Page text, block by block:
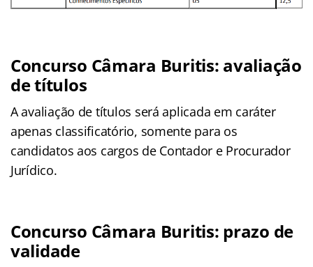
Concurso Câmara Buritis: avaliação
de títulos
A avaliação de títulos será aplicada em caráter
apenas classificatório, somente para os
candidatos aos cargos de Contador e Procurador
Jurídico.
Concurso Câmara Buritis: prazo de
validade